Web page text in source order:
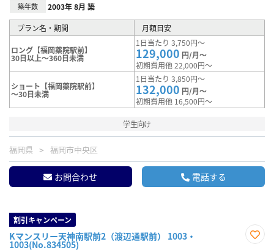
築年数 2003年 8月 築
プラン名・期間 月額目安
ロング【福岡薬院駅前】
30日以上～360日未満
1日当たり 3,750円～
129,000 円/月～
初期費用他 22,000円～
ショート【福岡薬院駅前】
～30日未満
1日当たり 3,850円～
132,000 円/月～
初期費用他 16,500円～
学生向け
福岡県 福岡市中央区
お問合わせ 電話する
割引キャンペーン
Kマンスリー天神南駅前2（渡辺通駅前） 1003・
1003(No.834505)